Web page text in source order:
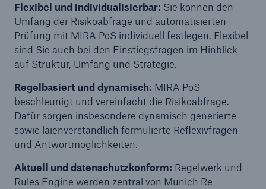
Flexibel und individualisierbar: Sie können den
Umfang der Risikoabfrage und automatisierten
Prüfung mit MIRA PoS individuell festlegen. Flexibel
sind Sie auch bei den Einstiegsfragen im Hinblick
auf Struktur, Umfang und Strategie.
Regelbasiert und dynamisch: MIRA PoS
beschleunigt und vereinfacht die Risikoabfrage.
Dafür sorgen insbesondere dynamisch generierte
sowie laienverständlich formulierte Reflexivfragen
und Antwortmöglichkeiten.
Aktuell und datenschutzkonform: Regelwerk und
Rules Engine werden zentral von Munich Re
Geschätzte globale wirtschaftliche Kosten der
Internetkriminalität
600 bn
US Dollar im Jahr 2018